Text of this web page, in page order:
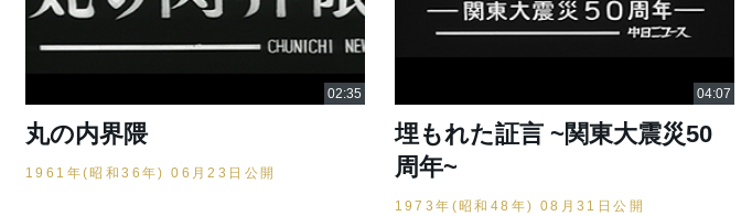
丸の内界隈
1961年(昭和36年) 06月23日公開
埋もれた証言 ~関東大震災50
周年~
1973年(昭和48年) 08月31日公開